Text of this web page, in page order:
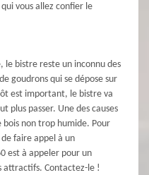
vous allez confier le
le bistre reste un inconnu des
goudrons qui se dépose sur
est important, le bistre va
plus passer. Une des causes
non trop humide. Pour
faire appel à un
est à appeler pour un
attractifs. Contactez-le !